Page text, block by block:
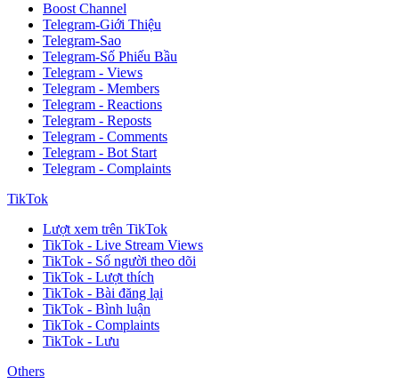
Boost Channel
Telegram-Giới Thiệu
Telegram-Sao
Telegram-Số Phiếu Bầu
Telegram - Views
Telegram - Members
Telegram - Reactions
Telegram - Reposts
Telegram - Comments
Telegram - Bot Start
Telegram - Complaints
TikTok
Lượt xem trên TikTok
TikTok - Live Stream Views
TikTok - Số người theo dõi
TikTok - Lượt thích
TikTok - Bài đăng lại
TikTok - Bình luận
TikTok - Complaints
TikTok - Lưu
Others